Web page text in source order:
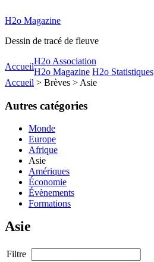
H2o Magazine
Dessin de tracé de fleuve
Accueil
H2o Association
H2o Magazine H2o Statistiques
Accueil > Brèves > Asie
Autres catégories
Monde
Europe
Afrique
Asie
Amériques
Économie
Évènements
Formations
Asie
Filtre